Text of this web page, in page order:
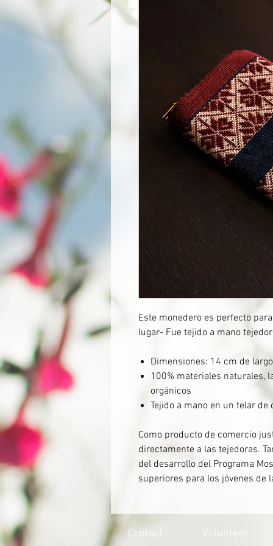
Este monedero es perfecto
lugar- Fue tejido a mano
Dimensiones: 14 cm de
100% materiales naturales,
orgánicos
Tejido a mano en un telar
Como producto de comercio
directamente a las tejedoras.
del desarrollo del Programa
superiores para los jóvenes de
Contact Volunteer